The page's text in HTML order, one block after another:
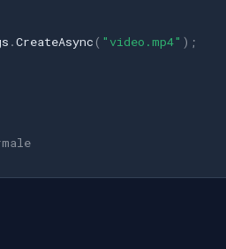
.CreateAsync ( "video.mp4" );